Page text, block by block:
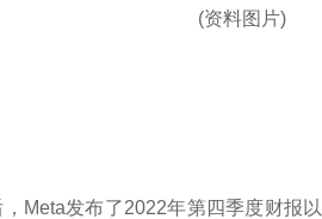
(资料图片)
Meta发布了2022年第四季度财报